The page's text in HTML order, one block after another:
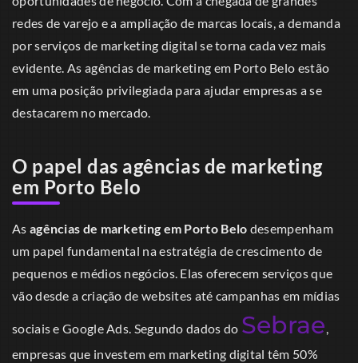
redes de varejo e a ampliação de marcas locais, a demanda
por serviços de marketing digital se torna cada vez mais
evidente. As agências de marketing em Porto Belo estão
em uma posição privilegiada para ajudar empresas a se
destacarem no mercado.
O papel das agências de marketing
em Porto Belo
As agências de marketing em Porto Belo desempenham
um papel fundamental na estratégia de crescimento de
pequenos e médios negócios. Elas oferecem serviços que
vão desde a criação de websites até campanhas em mídias
sociais e Google Ads. Segundo dados do Sebrae,
empresas que investem em marketing digital têm 50%